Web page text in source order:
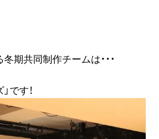
期共同制作チームは・・・
です！